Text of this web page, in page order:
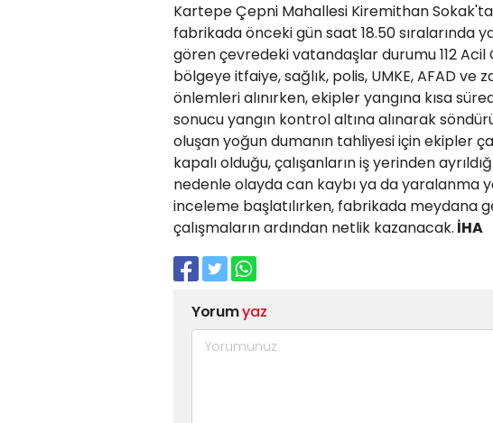
Kartepe Çepni Mahallesi Kiremithan
fabrikada önceki gün saat 18.50 sıralarında
gören çevredeki vatandaşlar durumu 112
bölgeye itfaiye, sağlık, polis, UMKE, AFAD
önlemleri alınırken, ekipler yangına kısa
sonucu yangın kontrol altına alınarak
oluşan yoğun dumanın tahliyesi için ekipler
kapalı olduğu, çalışanların iş yerinden
nedenle olayda can kaybı ya da yaralanma
inceleme başlatılırken, fabrikada meydana
çalışmaların ardından netlik kazanacak. İHA
Yorumyaz